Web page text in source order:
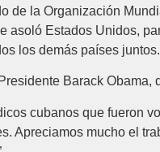
de la Organización
asoló Estados Unidos,
los demás países juntos.
Barack
cubanos que fueron
Apreciamos mucho el